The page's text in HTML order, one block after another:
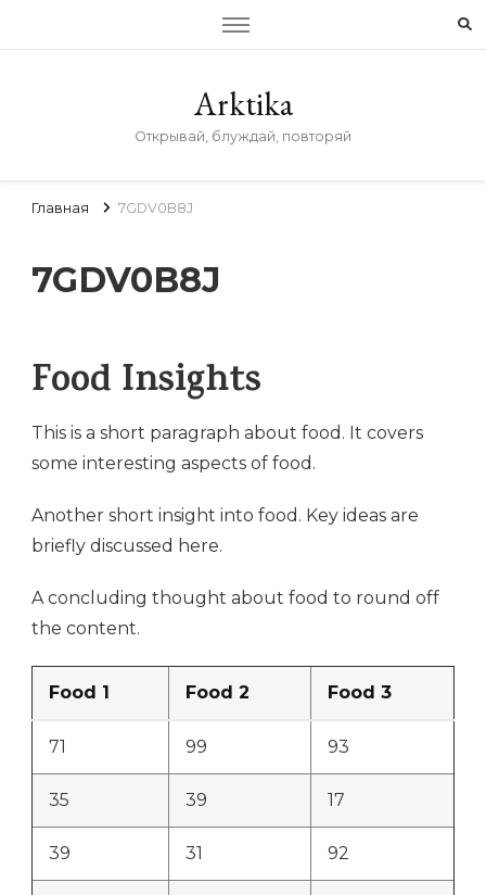
Arktika
Открывай, блуждай, повторяй
Главная 7GDV0B8J
7GDV0B8J
Food Insights
This is a short paragraph about food. It covers
some interesting aspects of food.
Another short insight into food. Key ideas are
briefly discussed here.
A concluding thought about food to round off
the content.
Food 1 Food 2 Food 3
71 99 93
35 39 17
39 31 92